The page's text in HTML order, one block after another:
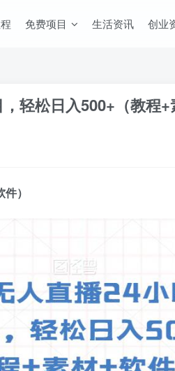
免费项目 生活资讯 创业
轻松日入500+（教程+
）